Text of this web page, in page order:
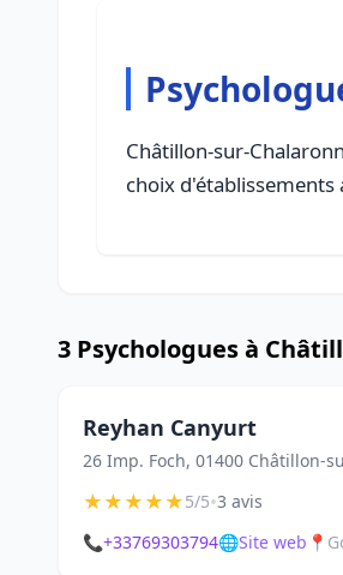
Châtillon-sur-
choix d'établissements
3 Psychologues à
Reyhan Canyurt
26 Imp. Foch, 01400 Châtillon-
★★★★★5/5•3 avis
📞+33769303794🌐Site web 📍